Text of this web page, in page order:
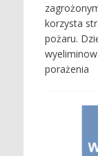
korzysta
pożaru.
porażenia